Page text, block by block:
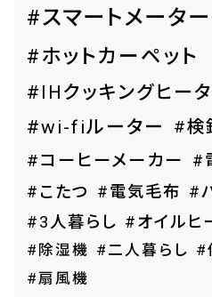
#スマートメーター
#ホットカーペット
#IHクッキングヒー
#wi-fiルーター
#検
#コーヒーメーカー
#
#こたつ
#電気毛布 #
#3人暮らし #オイルヒ
#除湿機 #二人暮らし #
#扇風機